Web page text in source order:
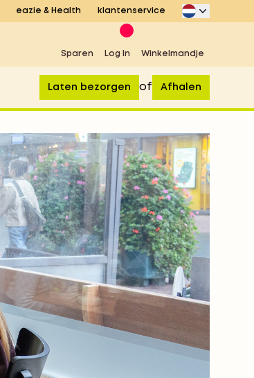
eazie & Health klantenservice
Sparen Log In Winkelmandje
Laten bezorgen of Afhalen